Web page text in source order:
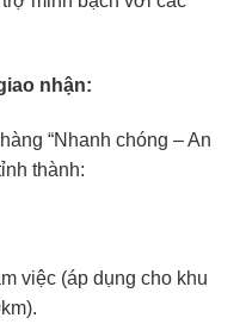
nhận:
“Nhanh chóng – An
thành:
việc (áp dụng cho khu